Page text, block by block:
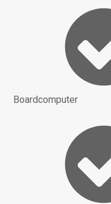
Boardcomputer